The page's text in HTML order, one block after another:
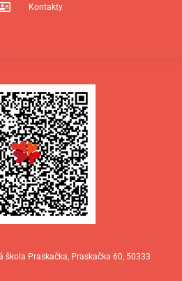
škola Praskačka, Praskačka 60, 50333
Kontakty